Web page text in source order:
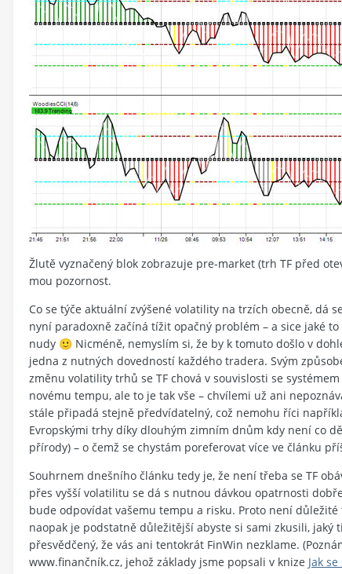
Žlutě vyznačený blok zobrazuje pre-market (trh TF před
mou pozornost.
Co se týče aktuální zvýšené volatility na trzích obecně, dá
nyní paradoxně začíná tížit opačný problém – a sice jaké
nudy 🙂 Nicméně, nemyslím si, že by k tomuto došlo v
jedna z nutných dovedností každého tradera. Svým
změnu volatility trhů se TF chová v souvislosti se
novému tempu, ale to je tak vše – chvílemi už ani
stále připadá stejně předvídatelný, což nemohu říci
Evropskými trhy díky dlouhým zimním dnům kdy není co
přírody) – o čemž se chystám poreferovat více ve článku
Souhrnem dnešního článku tedy je, že není třeba se TF
přes vyšší volatilitu se dá s nutnou dávkou opatrnosti
bude odpovídat vašemu tempu a risku. Proto není
naopak je podstatně důležitější abyste si sami zkusili,
přesvědčený, že vás ani tentokrát FinWin nezklame.
www.finančník.cz, jehož základy jsme popsali v knize Jak